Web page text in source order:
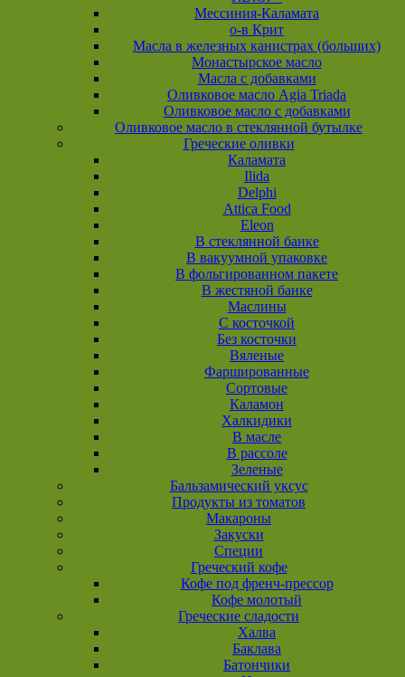
Мессиния-Каламата
о-в Крит
Масла в железных канистрах (больших)
Монастырское масло
Масла с добавками
Оливковое масло Agia Triada
Оливковое масло с добавками
Оливковое масло в стеклянной бутылке
Греческие оливки
Каламата
Ilida
Delphi
Attica Food
Eleon
В стеклянной банке
В вакуумной упаковке
В фольгированном пакете
В жестяной банке
Маслины
С косточкой
Без косточки
Вяленые
Фаршированные
Сортовые
Каламон
Халкидики
В масле
В рассоле
Зеленые
Бальзамический уксус
Продукты из томатов
Макароны
Закуски
Специи
Греческий кофе
Кофе под френч-прессор
Кофе молотый
Греческие сладости
Халва
Баклава
Батончики